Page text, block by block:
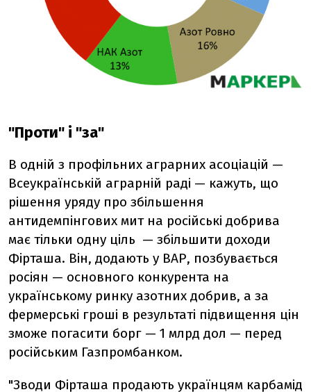
"Проти" і "за"
В одній з профільних аграрних асоціацій —
Всеукраїнській аграрній раді — кажуть, що
рішення уряду про збільшення
антидемпінгових мит на російські добрива
має тільки одну ціль — збільшити доходи
Фірташа. Він, додають у ВАР, позбувається
росіян — основного конкурента на
українському ринку азотних добрив, а за
фермерські гроші в результаті підвищення цін
зможе погасити борг — 1 млрд дол — перед
російським Газпромбанком.
"Зводи Фірташа продають українцям карбамід